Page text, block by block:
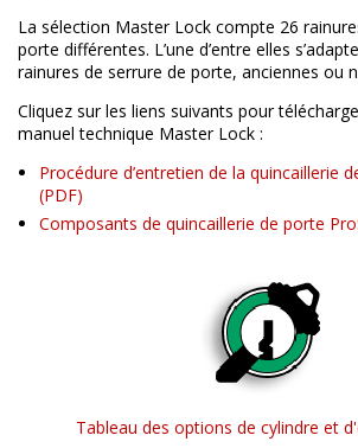
La sélection Master Lock compte 26
porte différentes. L’une d’entre elles
rainures de serrure de porte, anciennes ou
Cliquez sur les liens suivants pour
manuel technique Master Lock :
Procédure d’entretien de la quincaillerie
Composants de quincaillerie de porte
Tableau des options de cylindre et